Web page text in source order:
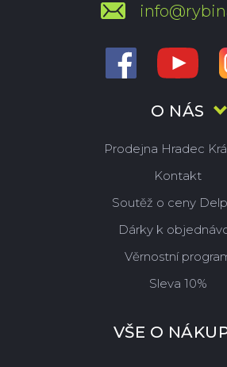
O NÁS
Prodejna Hradec
Kontakt
Soutěž o ceny
Dárky k
Věrnostní
Sleva 10%
VŠE O